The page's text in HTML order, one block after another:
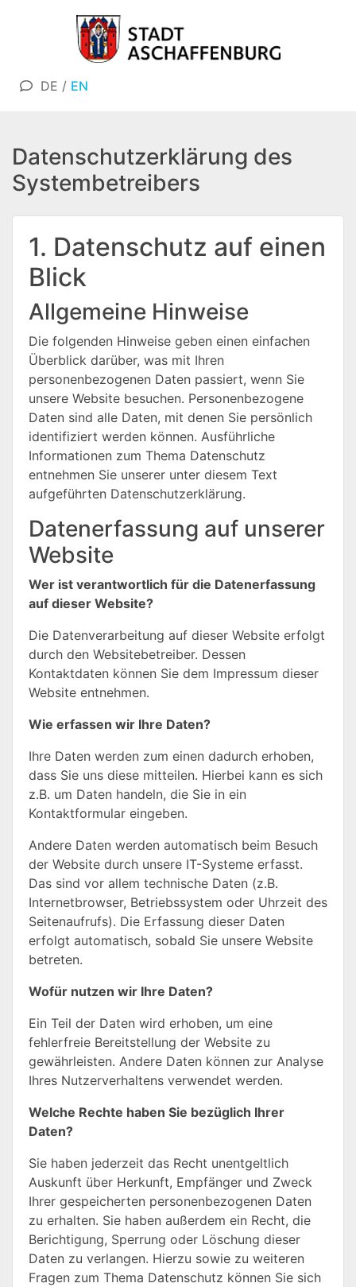
DE / EN
Datenschutzerklärung des
Systembetreibers
1. Datenschutz auf einen
Blick
Allgemeine Hinweise
Die folgenden Hinweise geben einen einfachen
Überblick darüber, was mit Ihren
personenbezogenen Daten passiert, wenn Sie
unsere Website besuchen. Personenbezogene
Daten sind alle Daten, mit denen Sie persönlich
identifiziert werden können. Ausführliche
Informationen zum Thema Datenschutz
entnehmen Sie unserer unter diesem Text
aufgeführten Datenschutzerklärung.
Datenerfassung auf unserer
Website
Wer ist verantwortlich für die Datenerfassung
auf dieser Website?
Die Datenverarbeitung auf dieser Website erfolgt
durch den Websitebetreiber. Dessen
Kontaktdaten können Sie dem Impressum dieser
Website entnehmen.
Wie erfassen wir Ihre Daten?
Ihre Daten werden zum einen dadurch erhoben,
dass Sie uns diese mitteilen. Hierbei kann es sich
z.B. um Daten handeln, die Sie in ein
Kontaktformular eingeben.
Andere Daten werden automatisch beim Besuch
der Website durch unsere IT-Systeme erfasst.
Das sind vor allem technische Daten (z.B.
Internetbrowser, Betriebssystem oder Uhrzeit des
Seitenaufrufs). Die Erfassung dieser Daten
erfolgt automatisch, sobald Sie unsere Website
betreten.
Wofür nutzen wir Ihre Daten?
Ein Teil der Daten wird erhoben, um eine
fehlerfreie Bereitstellung der Website zu
gewährleisten. Andere Daten können zur Analyse
Ihres Nutzerverhaltens verwendet werden.
Welche Rechte haben Sie bezüglich Ihrer
Daten?
Sie haben jederzeit das Recht unentgeltlich
Auskunft über Herkunft, Empfänger und Zweck
Ihrer gespeicherten personenbezogenen Daten
zu erhalten. Sie haben außerdem ein Recht, die
Berichtigung, Sperrung oder Löschung dieser
Daten zu verlangen. Hierzu sowie zu weiteren
Fragen zum Thema Datenschutz können Sie sich